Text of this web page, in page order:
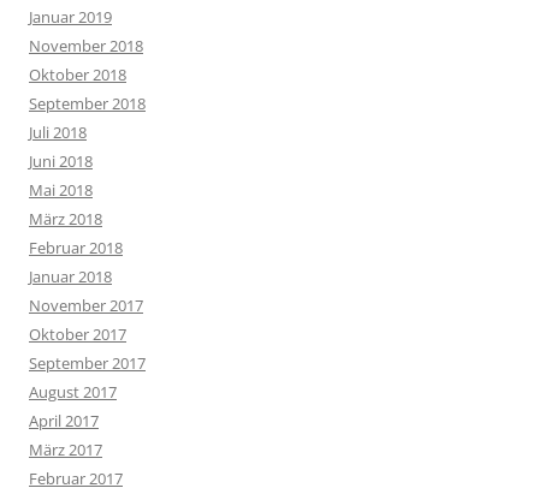
Januar 2019
November 2018
Oktober 2018
September 2018
Juli 2018
Juni 2018
Mai 2018
März 2018
Februar 2018
Januar 2018
November 2017
Oktober 2017
September 2017
August 2017
April 2017
März 2017
Februar 2017